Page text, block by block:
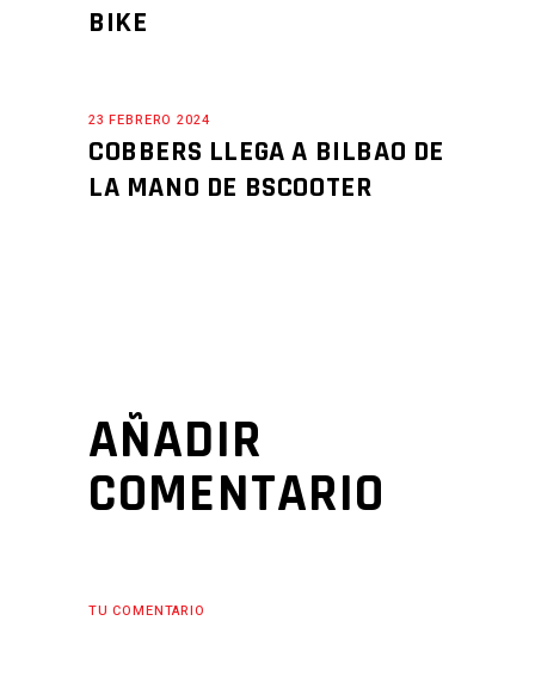
BIKE
23 FEBRERO 2024
COBBERS LLEGA A BILBAO DE
LA MANO DE BSCOOTER
AÑADIR
COMENTARIO
TU COMENTARIO